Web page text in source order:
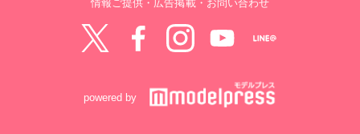
情報ご提供・広告掲載・お問い合わせ
powered by